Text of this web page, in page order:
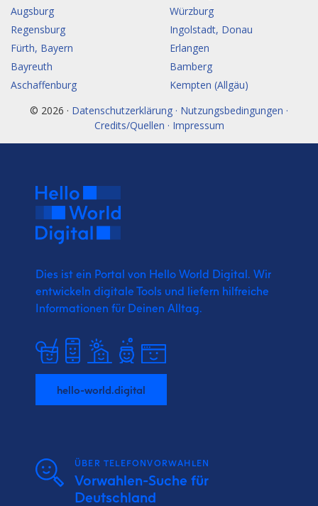
Augsburg
Würzburg
Regensburg
Ingolstadt, Donau
Fürth, Bayern
Erlangen
Bayreuth
Bamberg
Aschaffenburg
Kempten (Allgäu)
© 2026 · Datenschutzerklärung · Nutzungsbedingungen ·
Credits/Quellen · Impressum
Dies ist ein Portal von Hello World Digital. Wir
entwickeln digitale Tools und liefern hilfreiche
Informationen für Deinen Alltag.
hello-world.digital
ÜBER TELEFONVORWAHLEN
Vorwahlen-Suche für
Deutschland